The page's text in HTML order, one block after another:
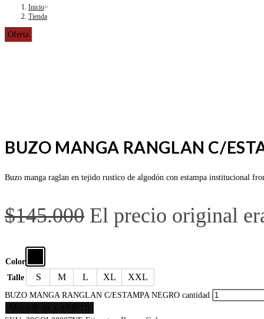
Inicio>
Tienda
Oferta
BUZO MANGA RANGLAN C/
Buzo manga raglan en tejido rustico de algodón con estampa institucional
$145.000 El precio original
Color
Talle
S M L XL XXL
BUZO MANGA RANGLAN C/ESTAMPA NEGRO cantidad